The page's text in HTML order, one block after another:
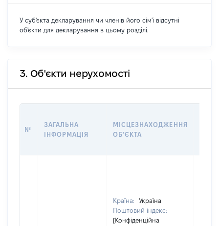
У суб'єкта декларування чи членів його сім'ї відсутні
об'єкти для декларування в цьому розділі.
3. Об'єкти нерухомості
№
ЗАГАЛЬНА
ІНФОРМАЦІЯ
МІСЦЕЗНАХОДЖЕННЯ
ОБ'ЄКТА
Країна:
Україна
Поштовий індекс:
[Конфіденційна